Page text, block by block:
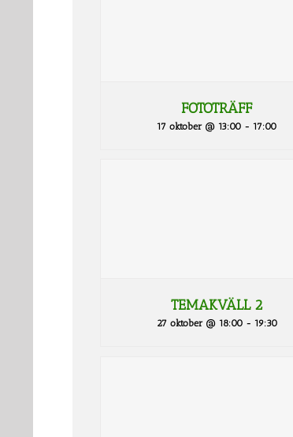
FOTOTRÄFF
17 oktober @ 13:00 - 17:00
TEMAKVÄLL 2
27 oktober @ 18:00- 19:30